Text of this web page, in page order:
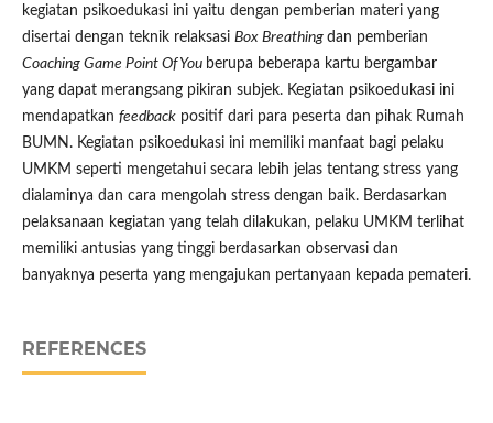
kegiatan psikoedukasi ini yaitu dengan pemberian materi yang
disertai dengan teknik relaksasi Box Breathing dan pemberian
Coaching Game Point Of You berupa beberapa kartu bergambar
yang dapat merangsang pikiran subjek. Kegiatan psikoedukasi ini
mendapatkan feedbackpositif dari para peserta dan pihak Rumah
BUMN. Kegiatan psikoedukasi ini memiliki manfaat bagi pelaku
UMKM seperti mengetahui secara lebih jelas tentang stress yang
dialaminya dan cara mengolah stress dengan baik. Berdasarkan
pelaksanaan kegiatan yang telah dilakukan, pelaku UMKM terlihat
memiliki antusias yang tinggi berdasarkan observasi dan
banyaknya peserta yang mengajukan pertanyaan kepada pemateri.
REFERENCES